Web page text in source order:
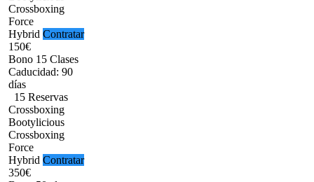
Crossboxing
Force
Hybrid Contratar
150€
Bono 15 Clases
Caducidad: 90
días
15 Reservas
Crossboxing
Bootylicious
Crossboxing
Force
Hybrid Contratar
350€